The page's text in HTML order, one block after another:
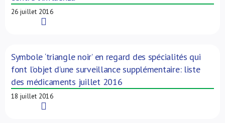
26 juillet 2016
Symbole ‘triangle noir’ en regard des spécialités qui
font l’objet d’une surveillance supplémentaire: liste
des médicaments juillet 2016
18 juillet 2016